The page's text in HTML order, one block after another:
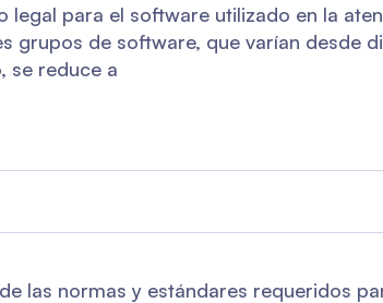
para el software utilizado en la
grupos de software, que varían desde
se reduce a
las normas y estándares requeridos